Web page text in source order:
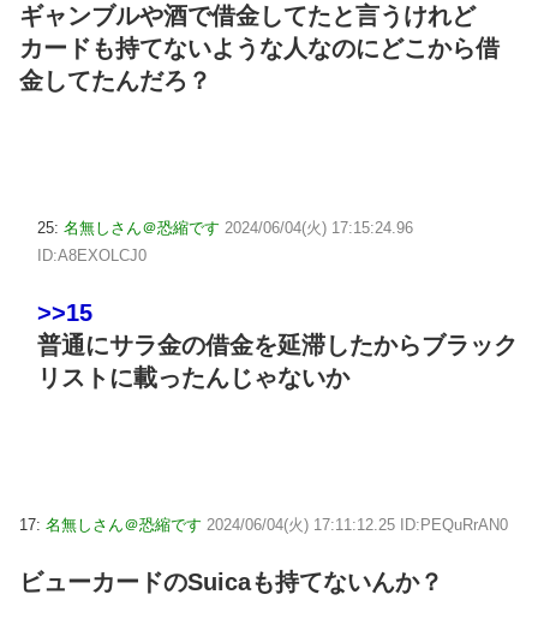
ギャンブルや酒で借金してたと言うけれど
カードも持てないような人なのにどこから借
金してたんだろ？
25: 名無しさん＠恐縮です 2024/06/04(火) 17:15:24.96
ID:A8EXOLCJ0
>>15
普通にサラ金の借金を延滞したからブラック
リストに載ったんじゃないか
17: 名無しさん＠恐縮です 2024/06/04(火) 17:11:12.25 ID:PEQuRrAN0
ビューカードのSuicaも持てないんか？